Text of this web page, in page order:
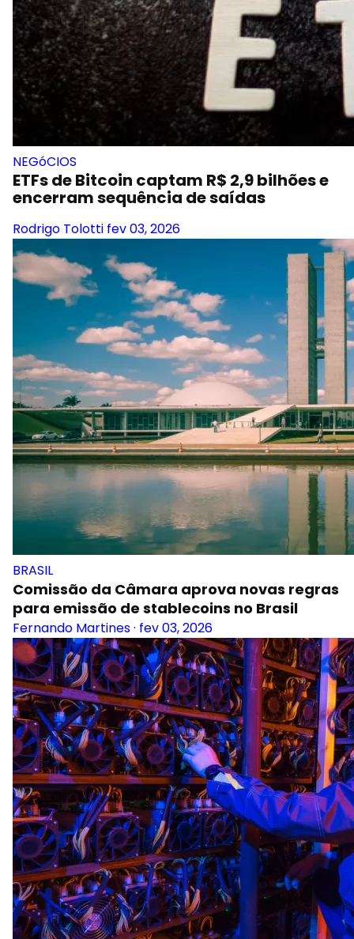
NEGóCIOS
ETFs de Bitcoin captam R$ 2,9 bilhões e
encerram sequência de saídas
Rodrigo Tolotti fev 03, 2026
BRASIL
Comissão da Câmara aprova novas regras
para emissão de stablecoins no Brasil
Fernando Martines· fev 03, 2026